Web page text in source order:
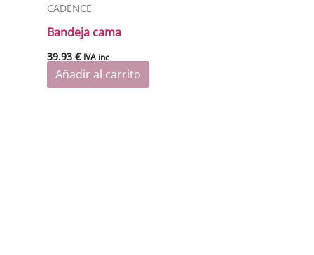
CADENCE
Bandeja cama
39.93€ IVA inc
Añadir al carrito